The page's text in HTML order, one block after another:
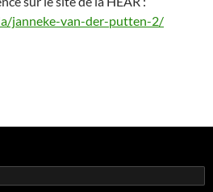
janneke-van-der-putten-2/